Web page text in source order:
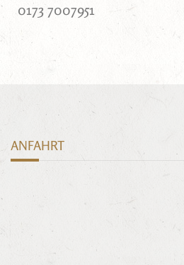
0173 7007951
ANFAHRT